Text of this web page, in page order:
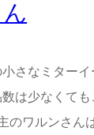
さなミターイ
は少なくて
のワルンさん